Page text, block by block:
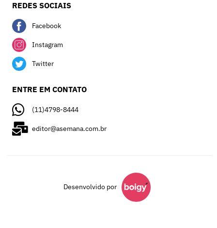
REDES SOCIAIS
Facebook
Instagram
Twitter
ENTRE EM CONTATO
(11)4798-8444
editor@asemana.com.br
Desenvolvido por